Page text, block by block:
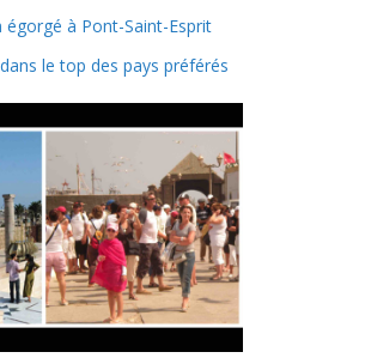
égorgé à Pont-Saint-Esprit
le top des pays préférés